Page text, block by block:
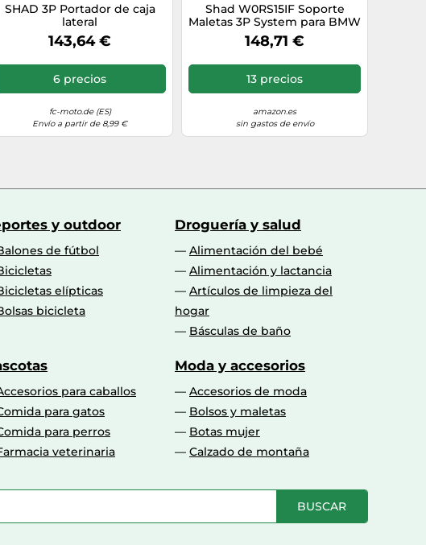
SHAD 3P Portador de caja
lateral
143,64 €
6 precios
fc-moto.de (ES)
Envío a partir de 8,99 €
Shad W0RS15IF Soporte
Maletas 3P System para BMW
R1200Rs, Negro
148,71 €
13 precios
amazon.es
sin gastos de envío
y outdoor
de fútbol
elípticas
bicicleta
Droguería y salud
Alimentación del bebé
Alimentación y lactancia
Artículos de limpieza del
hogar
Básculas de baño
para caballos
para gatos
para perros
veterinaria
Moda y accesorios
Accesorios de moda
Bolsos y maletas
Botas mujer
Calzado de montaña
BUSCAR